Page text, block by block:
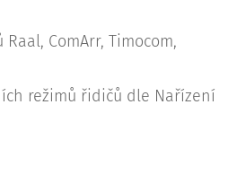
ComArr, Timocom,
režimů řidičů dle Nařízení